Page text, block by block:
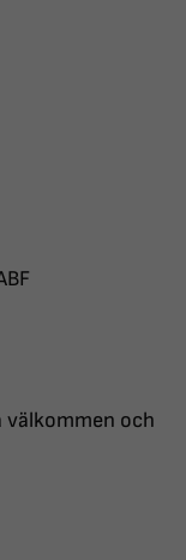
välkommen och